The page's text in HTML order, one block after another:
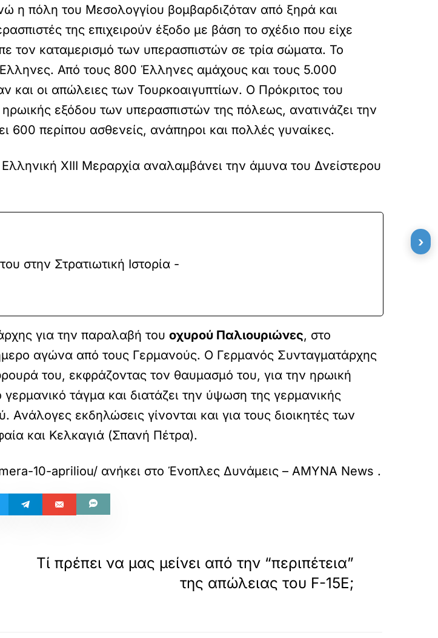
η πόλη του Μεσολογγίου βομβαρδιζόταν από ξηρά και
της επιχειρούν έξοδο με βάση το σχέδιο που είχε
τον καταμερισμό των υπερασπιστών σε τρία σώματα. Το
Από τους 800 Έλληνες αμάχους και τους 5.000
οι απώλειες των Τουρκοαιγυπτίων. Ο Πρόκριτος του
εξόδου των υπερασπιστών της πόλεως, ανατινάζει την
600 περίπου ασθενείς, ανάπηροι και πολλές γυναίκες.
ΧΙΙΙ Μεραρχία αναλαμβάνει την άμυνα του Δνείστερου
στην Στρατιωτική Ιστορία -
για την παραλαβή του οχυρού Παλιουριώνες, στο
αγώνα από τους Γερμανούς. Ο Γερμανός Συνταγματάρχης
του, εκφράζοντας τον θαυμασμό του, για την ηρωική
τάγμα και διατάζει την ύψωση της γερμανικής
εκδηλώσεις γίνονται και για τους διοικητές των
και Κελκαγιά (Σπανή Πέτρα).
10-apriliou/ ανήκει στο Ένοπλες Δυνάμεις – ΑΜΥΝΑ News .
Τί πρέπει να μας μείνει από την “περιπέτεια”
της απώλειας του F-15E;
›